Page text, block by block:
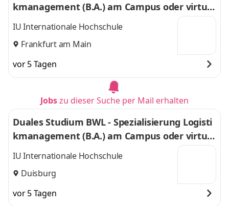
kmanagement (B.A.) am Campus oder virtuel
l
IU Internationale Hochschule
Frankfurt am Main
vor 5 Tagen
Jobszu dieser Suche per Mail erhalten
Duales Studium BWL - Spezialisierung Logisti
kmanagement (B.A.) am Campus oder virtuel
l
IU Internationale Hochschule
Duisburg
vor 5 Tagen